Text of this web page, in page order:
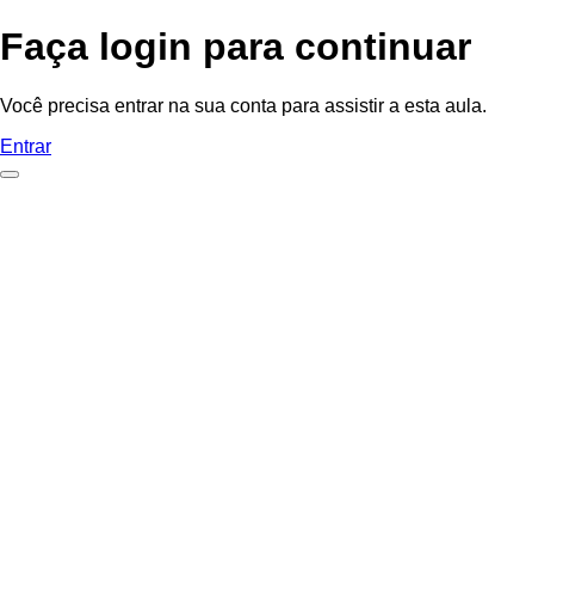
Faça login para continuar
Você precisa entrar na sua conta para assistir a esta aula.
Entrar